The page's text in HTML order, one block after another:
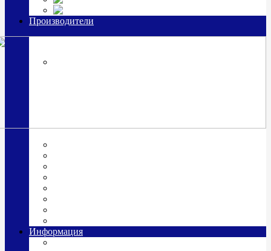
Производители
Информация